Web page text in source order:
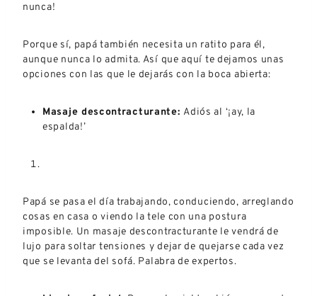
nunca!
Porque sí, papá también necesita un ratito para él,
aunque nunca lo admita. Así que aquí te dejamos unas
opciones con las que le dejarás con la boca abierta:
Masaje descontracturante: Adiós al ‘¡ay, la
espalda!’
Papá se pasa el día trabajando, conduciendo, arreglando
cosas en casa o viendo la tele con una postura
imposible. Un masaje descontracturante le vendrá de
lujo para soltar tensiones y dejar de quejarse cada vez
que se levanta del sofá. Palabra de expertos.